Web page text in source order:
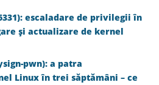
escaladare de privilegii în
și actualizare de kernel
pwn): a patra
Linux în trei săptămâni – ce